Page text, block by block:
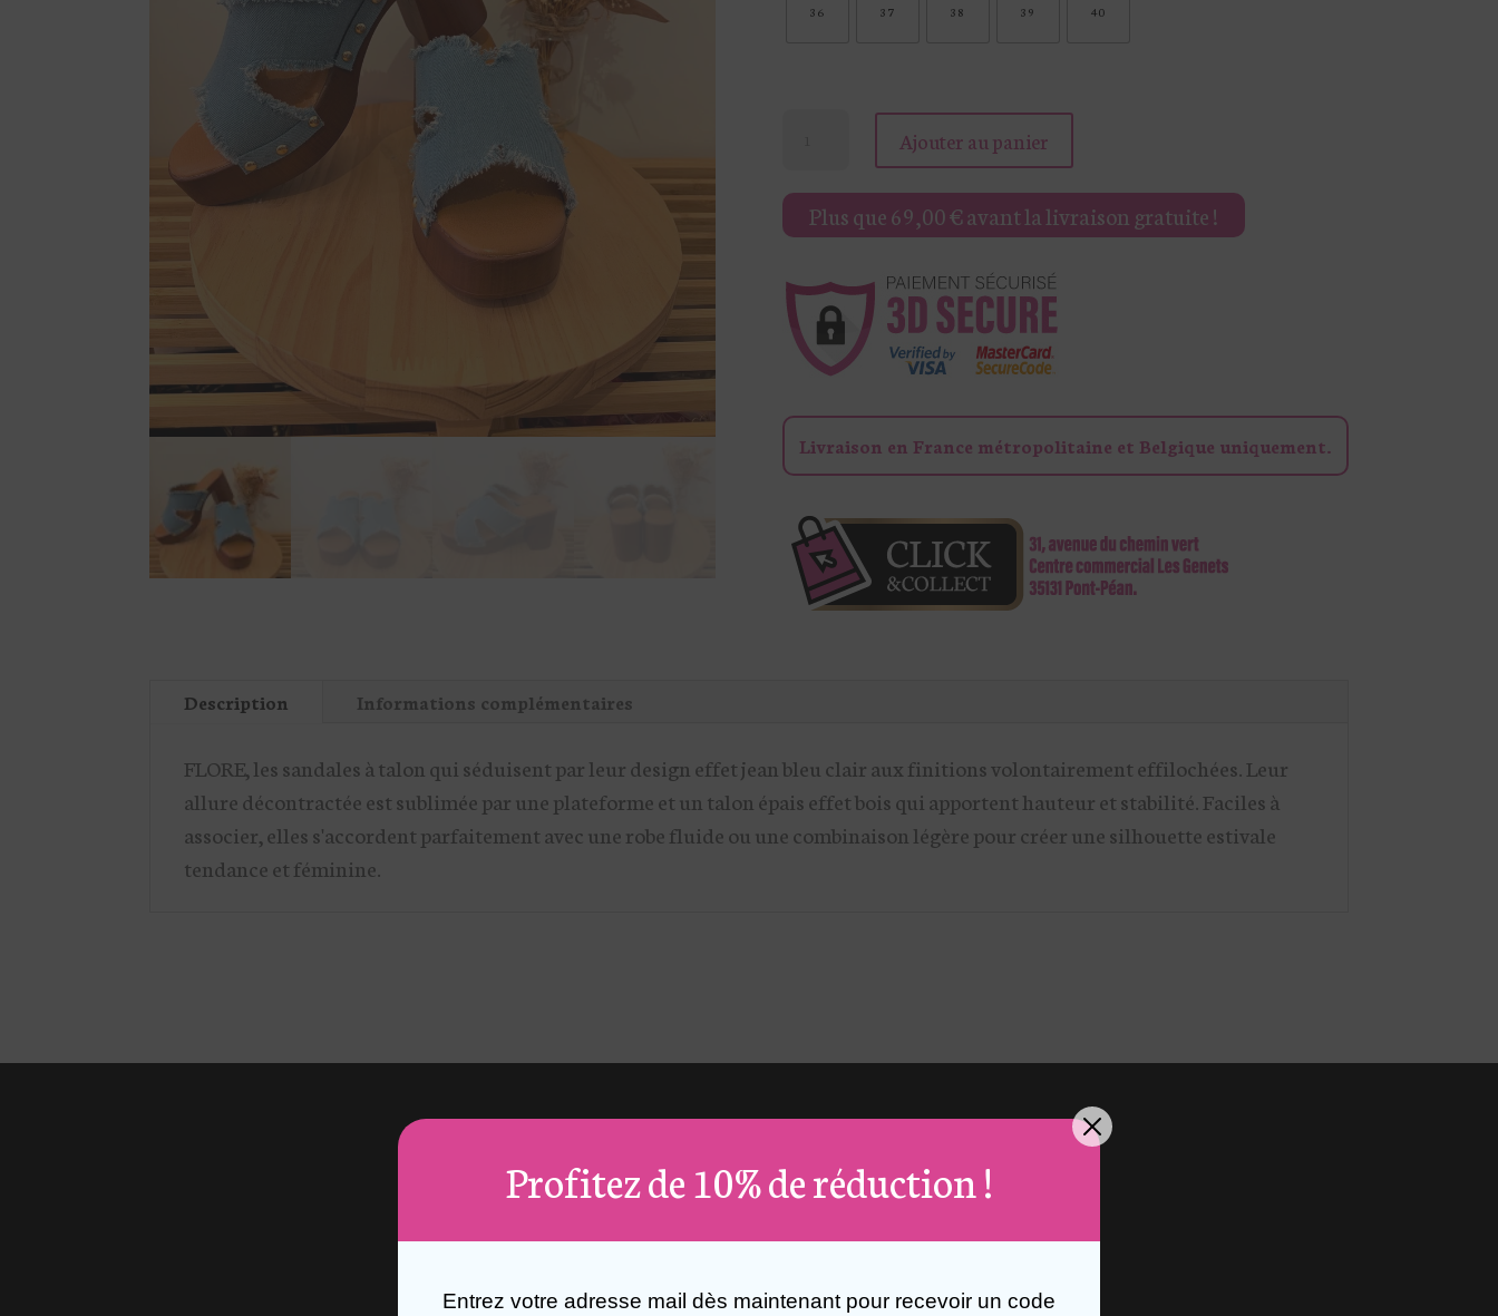
36 37 38 39 40
SANDALES
À
EFFET
JEAN
FLORE
Ajouter au panier
Plus que69,00€avant la livraison gratuite !
Livraison en France métropolitaine et Belgique uniquement.
Description Informations complémentaires
FLORE, les sandales à talon qui séduisent par leur design effet jean bleu clair aux finitions volontairement effilochées. Leur
allure décontractée est sublimée par une plateforme et un talon épais effet bois qui apportent hauteur et stabilité. Faciles à
associer, elles s'accordent parfaitement avec une robe fluide ou une combinaison légère pour créer une silhouette estivale
tendance et féminine.
Profitez de 10% de réduction !
Entrez votre adresse mail dès maintenant pour recevoir un code